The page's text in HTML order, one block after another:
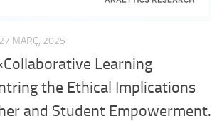
27 MARÇ, 2025
Learning
the Ethical Implications
and Student Empowerment.